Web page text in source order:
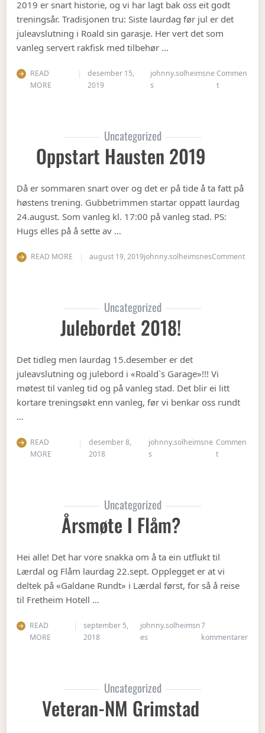
2019 er snart historie, og vi har lagt bak oss eit godt
treningsår. Tradisjonen tru: Siste laurdag før jul er det
juleavslutning i Roald sin garasje. Her vert det som
vanleg servert rakfisk med tilbehør …
READ
MORE
desember 15,
2019
johnny.solheimsne
s
Commen
ton
Uncategorized
Oppstart Hausten 2019
Då er sommaren snart over og det er på tide å ta fatt på
høstens trening. Gubbetrimmen startar oppatt laurdag
24.august. Som vanleg kl. 17:00 på vanleg stad. PS:
Hugs elles på å sette av …
READ MORE august 19, 2019johnny.solheimsnesCommenton
Uncategorized
Julebordet 2018!
Det tidleg men laurdag 15.desember er det
juleavslutning og julebord i «Roald`s Garage»!!! Vi
møtest til vanleg tid og på vanleg stad. Det blir ei litt
kortare treningsøkt enn vanleg, før vi benkar oss rundt
…
READ
MORE
desember 8,
2018
johnny.solheimsne
s
Commen
ton Julebordet
Uncategorized
Årsmøte I Flåm?
Hei alle! Det har vore snakka om å ta ein utflukt til
Lærdal og Flåm laurdag 22.sept. Opplegget er at vi
deltek på «Galdane Rundt» i Lærdal først, for så å reise
til Fretheim Hotell …
READ
MORE
september 5,
2018
johnny.solheimsn
es
7
kommentarertil
Uncategorized
Veteran-NM Grimstad